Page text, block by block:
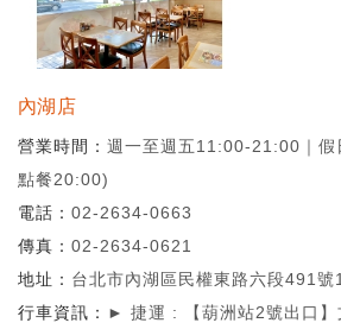
內湖店
營業時間
週一至週五11:00-21:00｜
點餐20:00)
電話
02-2634-0663
傳真
02-2634-0621
地址
台北市內湖區民權東路六段491號
行車資訊
► 捷運 : 【葫洲站2號出口】